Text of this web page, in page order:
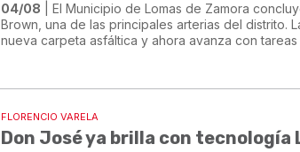
04/08 | El Municipio de Lomas de Zamora
Brown, una de las principales arterias del distrito.
nueva carpeta asfáltica y ahora avanza con
FLORENCIO VARELA
Don José ya brilla con tecnología